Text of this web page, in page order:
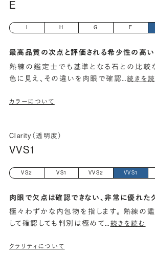
E
H G F
最高品質の次点と評価される希少性の高い
熟練の鑑定士でも基準となる石との比較
色に見え、その違いを肉眼で確認…続きを
カラーについて
Clarity（透明度）
VVS1
VS2 VS1 VVS2 VVS1
肉眼で欠点は確認できない、非常に優れた
極々わずかな内包物を指します。 熟練の
して確認しても判別は極めて…続きを読む
クラリティについて